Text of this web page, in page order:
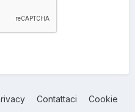
Contattaci Cookie